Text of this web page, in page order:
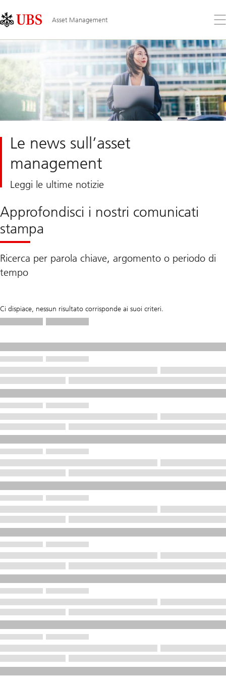
Links
Area
Asset Management
il
Le news sull’asset
management
Leggi le ultime notizie
Approfondisci i nostri comunicati
stampa
Ricerca per parola chiave, argomento o periodo di
tempo
Ci dispiace, nessun risultato corrisponde ai suoi criteri.